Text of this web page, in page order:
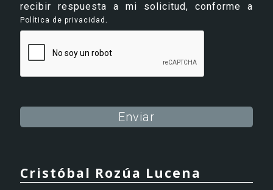
recibir respuesta a mi solicitud, conforme a
Política de privacidad .
Cristóbal Rozúa Lucena